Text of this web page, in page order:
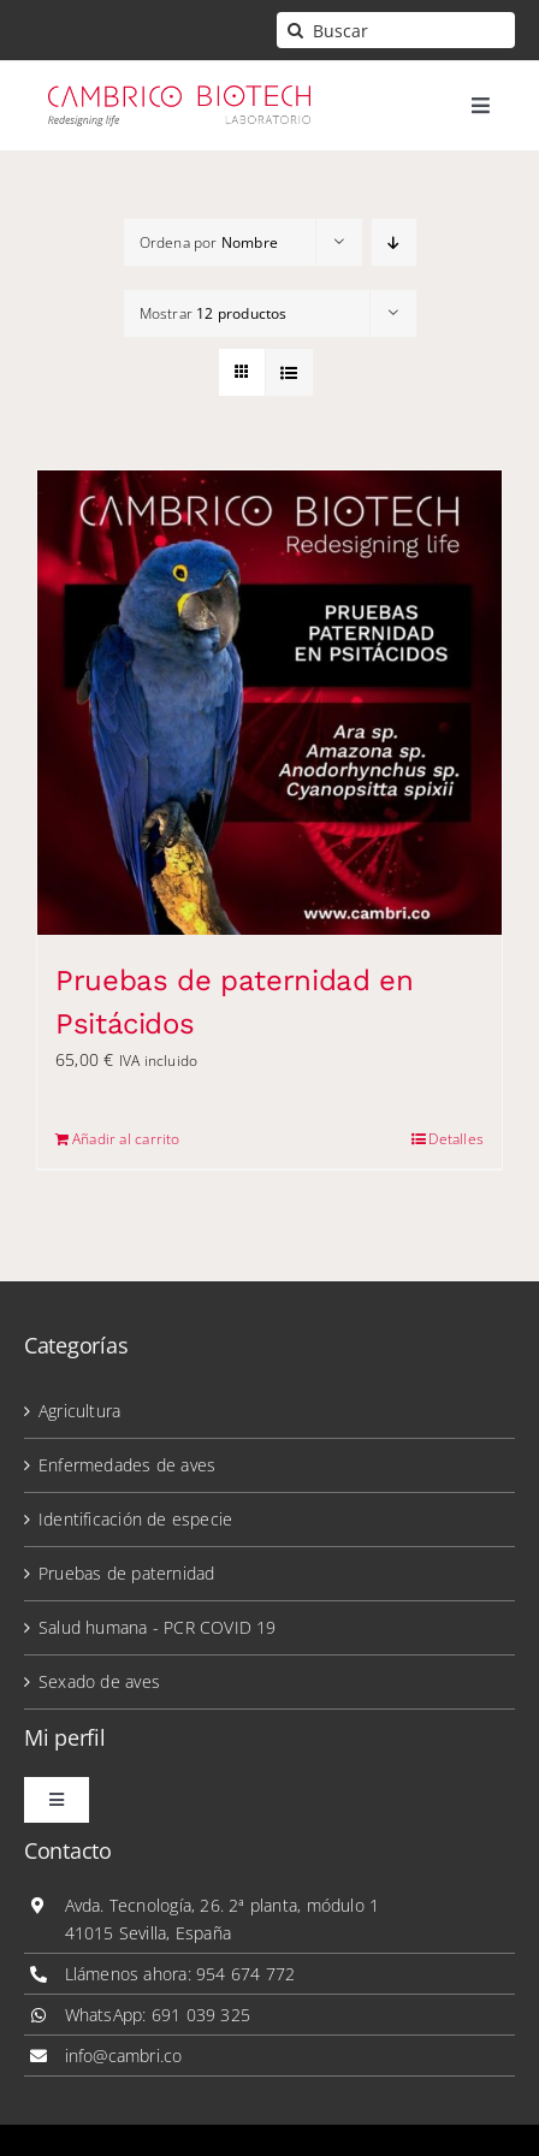
Buscar:
Toggle
Ordena por Nombre
Mostrar 12 productos
Pruebas de paternidad en
Psitácidos
65,00€ IVA incluido
Añadir al carrito Detalles
Categorías
Agricultura
Enfermedades de aves
Identificación de especie
Pruebas de paternidad
Salud humana - PCR COVID 19
Sexado de aves
Mi perfil
Toggle
Mis pedidos
Mis direcciones
Mis datos personales
Contacto
Avda. Tecnología, 26. 2ª planta, módulo 1
41015 Sevilla, España
Llámenos ahora: 954 674 772
WhatsApp: 691 039 325
info@cambri.co